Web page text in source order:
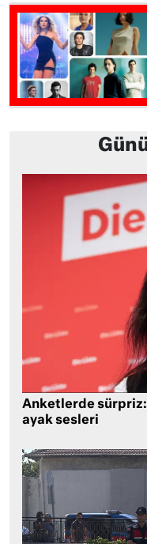
Anketlerde sürpriz:
ayak sesleri